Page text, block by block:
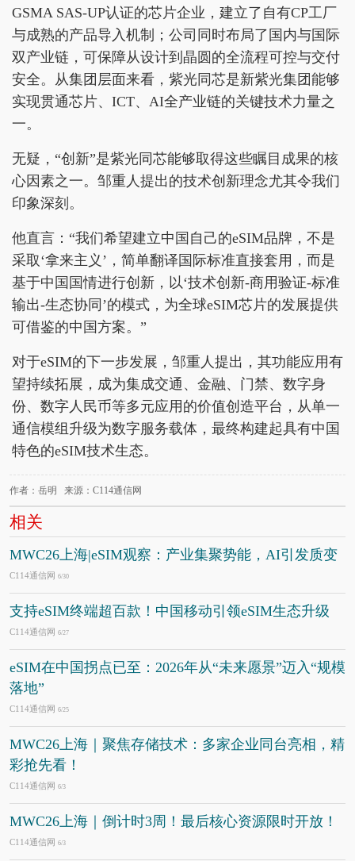
GSMA SAS-UP认证的芯片企业，建立了自有CP工厂
与成熟的产品导入机制；公司同时布局了国内与国际
双产业链，可保障从设计到晶圆的全流程可控与交付
安全。从集团层面来看，紫光同芯是新紫光集团能够
实现贯通芯片、ICT、AI全产业链的关键技术力量之
一。
无疑，“创新”是紫光同芯能够取得这些瞩目成果的核
心因素之一。邹重人提出的技术创新理念尤其令我们
印象深刻。
他直言：“我们希望建立中国自己的eSIM品牌，不是
采取‘拿来主义’，简单翻译国际标准直接套用，而是
基于中国国情进行创新，以‘技术创新-商用验证-标准
输出-生态协同’的模式，为全球eSIM芯片的发展提供
可借鉴的中国方案。”
对于eSIM的下一步发展，邹重人提出，其功能应用有
望持续拓展，成为集成交通、金融、门禁、数字身
份、数字人民币等多元应用的价值创造平台，从单一
通信模组升级为数字服务载体，最终构建起具有中国
特色的eSIM技术生态。
作者：岳明 来源：C114通信网
相关
MWC26上海|eSIM观察：产业集聚势能，AI引发质变
C114通信网 6/30
支持eSIM终端超百款！中国移动引领eSIM生态升级
C114通信网 6/27
eSIM在中国拐点已至：2026年从“未来愿景”迈入“规模
落地”
C114通信网 6/25
MWC26上海｜聚焦存储技术：多家企业同台亮相，精
彩抢先看！
C114通信网 6/3
MWC26上海｜倒计时3周！最后核心资源限时开放！
C114通信网 6/3